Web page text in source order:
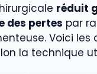
réduit
des pertes par
Voici les
la technique